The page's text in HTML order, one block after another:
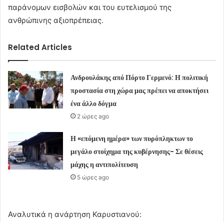
παράνομων εισβολών και του ευτελισμού της
ανθρώπινης αξιοπρέπειας.
Related Articles
Ανδρουλάκης από Πόρτο Γερμενό: Η πολιτική
προστασία στη χώρα μας πρέπει να αποκτήσει
ένα άλλο δόγμα
2 ώρες ago
Η «επόμενη ημέρα» των πυρόπληκτων το
μεγάλο στοίχημα της κυβέρνησης- Σε θέσεις
μάχης η αντιπολίτευση
5 ώρες ago
Αναλυτικά η ανάρτηση Καρυστιανού: